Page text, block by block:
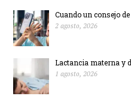
Cuando un consejo
2 agosto, 2026
Lactancia materna y
1 agosto, 2026